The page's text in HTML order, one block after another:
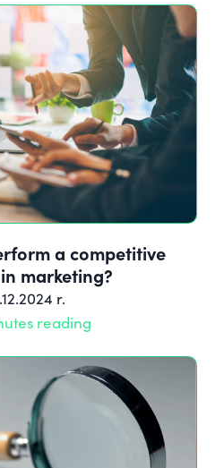
a competitive
marketing?
r.
reading